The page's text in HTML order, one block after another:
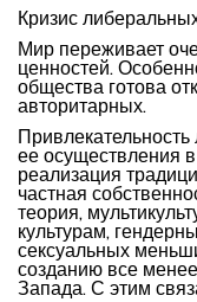
Кризис
Мир переживает
ценностей.
общества готова
авторитарных.
ее осуществления
реализация
частная
теория,
культурам,
сексуальных
созданию все
Запада. С этим